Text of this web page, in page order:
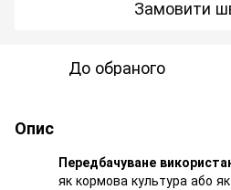
Замовити
До обраного
Опис
Передбачуване
як кормова культура або